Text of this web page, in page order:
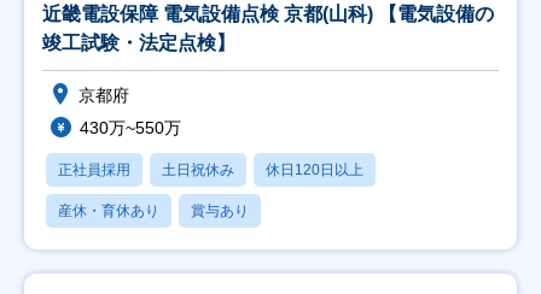
近畿電設保障 電気設備点検 京都(山科) 【電気設備の
竣工試験・法定点検】
京都府
430万~550万
正社員採用 土日祝休み 休日120日以上
産休・育休あり 賞与あり